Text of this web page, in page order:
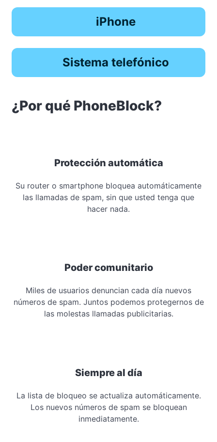
iPhone
Sistema telefónico
¿Por qué PhoneBlock?
Protección automática
Su router o smartphone bloquea automáticamente
las llamadas de spam, sin que usted tenga que
hacer nada.
Poder comunitario
Miles de usuarios denuncian cada día nuevos
números de spam. Juntos podemos protegernos de
las molestas llamadas publicitarias.
Siempre al día
La lista de bloqueo se actualiza automáticamente.
Los nuevos números de spam se bloquean
inmediatamente.